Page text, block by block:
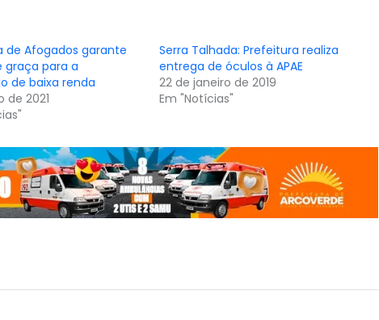
de Afogados garante
graça para a
de baixa renda
de 2021
Serra Talhada: Prefeitura realiza
entrega de óculos à APAE
22 de janeiro de 2019
Em "Notícias"